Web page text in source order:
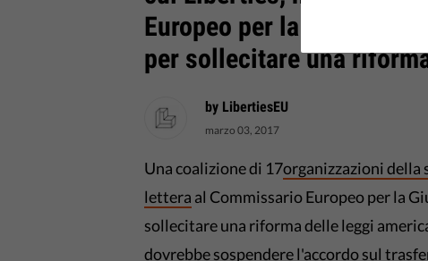
Europeo per la Giustizia
per sollecitare una
by LibertiesEU
marzo 03, 2017
Una coalizione di 17organizzazioni della
lettera al Commissario Europeo per la
sollecitare una riforma delle leggi
dovrebbe sospendere l'accordo sul